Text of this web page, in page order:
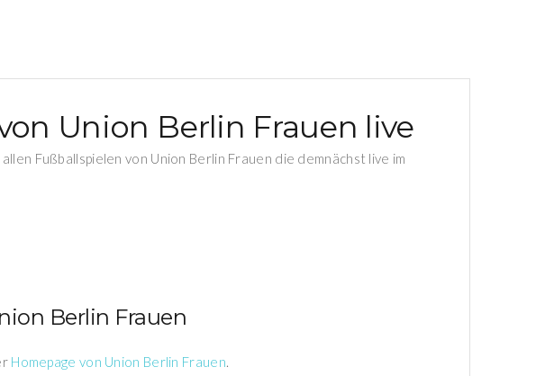
Union Berlin Frauen live
Fußballspielen von Union Berlin Frauen die demnächst live im
-
Berlin Frauen
Homepage von Union Berlin Frauen.